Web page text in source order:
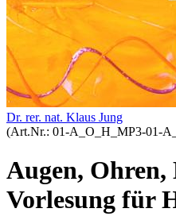
Dr. rer. nat. Klaus Jung
(Art.Nr.: 01-A_O_H_MP3-01-
Augen, Ohren,
Vorlesung für